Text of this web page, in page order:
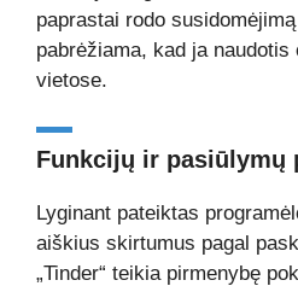
paprastai rodo
pabrėžiama, kad ja
vietose.
Funkcijų ir pasiūlymų
Lyginant pateiktas
aiškius skirtumus pagal
„Tinder“ teikia pirmenybę